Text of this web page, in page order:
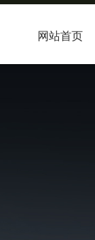
网站首页